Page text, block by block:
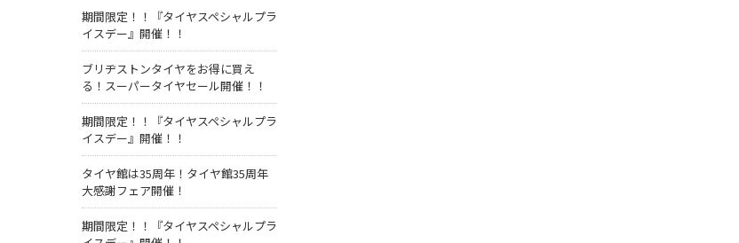
期間限定！！『タイヤスペシャルプラ
イスデー』開催！！
ブリヂストンタイヤをお得に買え
る！スーパータイヤセール開催！！
期間限定！！『タイヤスペシャルプラ
イスデー』開催！！
タイヤ館は35周年！タイヤ館35周年
大感謝フェア開催！
期間限定！！『タイヤスペシャルプラ